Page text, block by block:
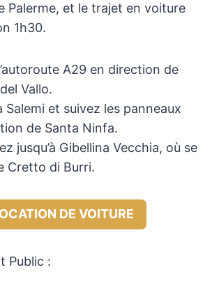
Palerme, et le trajet en voiture
1h30.
A29 en direction de
Vallo.
Salemi et suivez les panneaux
de Santa Ninfa.
jusqu’à Gibellina Vecchia, où se
Cretto di Burri.
DE VOITURE
Public :